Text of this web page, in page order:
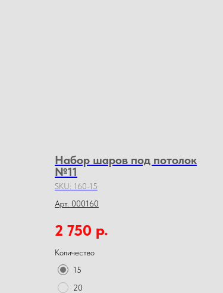
Набор шаров под потолок
№11
SKU: 160-15
Арт. 000160
2 750 р.
Количество
15
20